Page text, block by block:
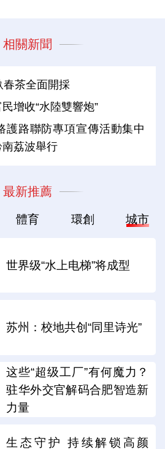
相關新聞
春茶全面開採
增收“水陸雙響炮”
護路聯防專項宣傳活動集中
荔波舉行
最新推薦
體育 環創 城市
世界级“水上电梯”将成型
苏州：校地共创“同里诗光”
这些“超级工厂”有何魔力？
驻华外交官解码合肥智造新
力量
生态守护 持续解锁高颜